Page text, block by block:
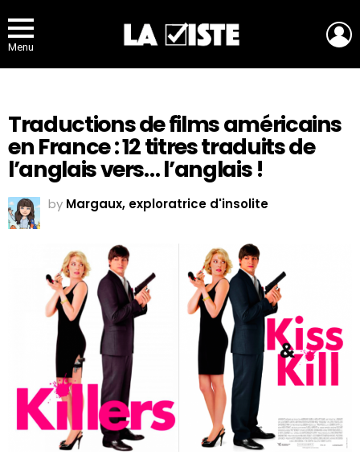
Menu
Traductions de films américains
en France : 12 titres traduits de
l’anglais vers… l’anglais !
by Margaux, exploratrice d'insolite